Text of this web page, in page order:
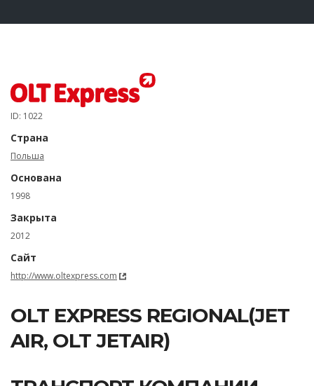
ID: 1022
Страна
Польша
Основана
1998
Закрыта
2012
Сайт
http://www.oltexpress.com
OLT EXPRESS REGIONAL(JET
AIR, OLT JETAIR)